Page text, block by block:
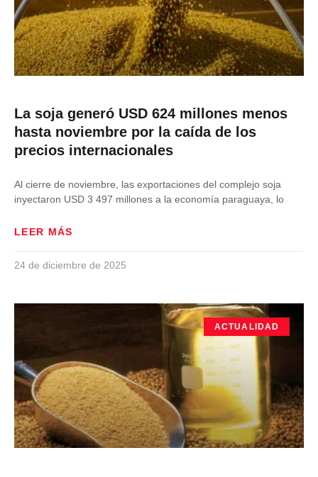
La soja generó USD 624 millones menos
hasta noviembre por la caída de los
precios internacionales
Al cierre de noviembre, las exportaciones del complejo soja
inyectaron USD 3 497 millones a la economía paraguaya, lo
LEER MÁS
24 de diciembre de 2025
ACTUALIDAD